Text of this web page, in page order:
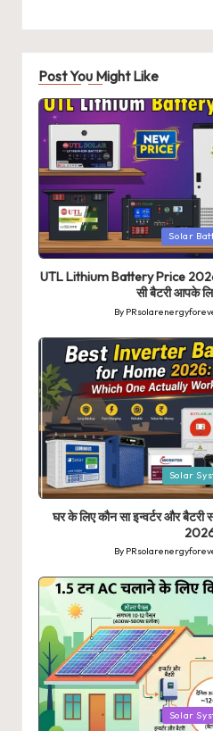
Post You Might Like
Posted
in
Solar
UTL Lithium Battery Price
सी बैटरी आपके
Posted
By
Posted
in
Solar
घर के लिए कौन सा इन्वर्टर और बैटरी
Posted
by
By
Posted
Solar